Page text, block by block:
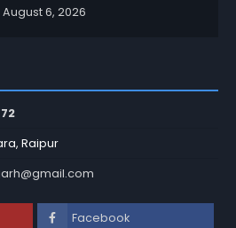
August 6, 2026
Raipur
Facebook